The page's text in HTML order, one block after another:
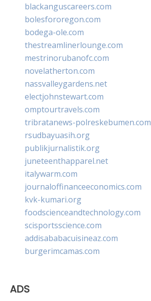
blackanguscareers.com
bolesfororegon.com
bodega-ole.com
thestreamlinerlounge.com
mestrinorubanofc.com
novelatherton.com
nassvalleygardens.net
electjohnstewart.com
omptourtravels.com
tribratanews-polreskebumen.com
rsudbayuasih.org
publikjurnalistik.org
juneteenthapparel.net
italywarm.com
journaloffinanceeconomics.com
kvk-kumari.org
foodscienceandtechnology.com
scisportsscience.com
addisababacuisineaz.com
burgerimcamas.com
ADS